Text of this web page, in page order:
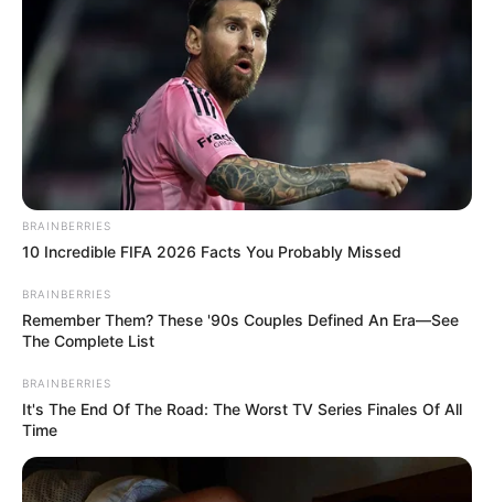
Hier geht es zu den schönsten Ausflugszielen in
ganz Deutschland
BRAINBERRIES
10 Incredible FIFA 2026 Facts You Probably Missed
BRAINBERRIES
Remember Them? These '90s Couples Defined An Era—See
The Complete List
BRAINBERRIES
It's The End Of The Road: The Worst TV Series Finales Of All
Time